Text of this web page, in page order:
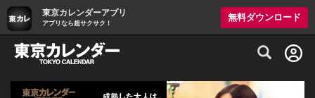
東京カレンダーアプリ
アプリなら超サクサク！
無料ダウンロード
グルメ情報・プレミアムレストラン予約